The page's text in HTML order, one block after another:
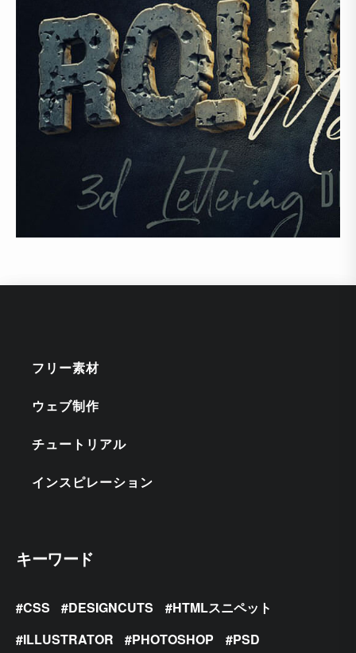
フリー素材
ウェブ制作
チュートリアル
インスピレーション
キーワード
CSS DESIGNCUTS
HTMLスニペット
ILLUSTRATOR
PHOTOSHOP
PSD